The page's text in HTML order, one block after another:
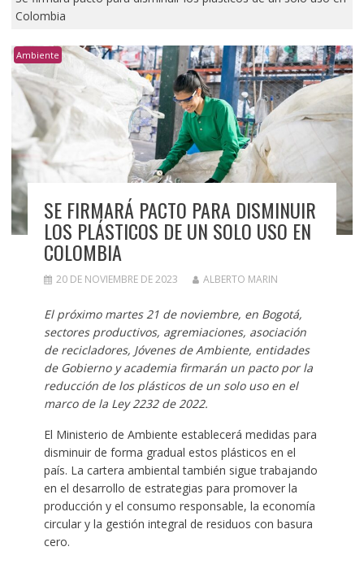
Colombia
Ambiente
SE FIRMARÁ PACTO PARA DISMINUIR
LOS PLÁSTICOS DE UN SOLO USO EN
COLOMBIA
20 DE NOVIEMBRE DE 2023 ALBERTO MARIN
El próximo martes 21 de noviembre, en Bogotá,
sectores productivos, agremiaciones, asociación
de recicladores, Jóvenes de Ambiente, entidades
de Gobierno y academia firmarán un pacto por la
reducción de los plásticos de un solo uso en el
marco de la Ley 2232 de 2022.
El Ministerio de Ambiente establecerá medidas para
disminuir de forma gradual estos plásticos en el
país. La cartera ambiental también sigue trabajando
en el desarrollo de estrategias para promover la
producción y el consumo responsable, la economía
circular y la gestión integral de residuos con basura
cero.